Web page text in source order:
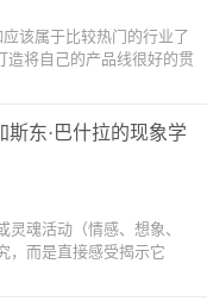
应该属于比较热门的行业了
造将自己的产品线很好的贯
东·巴什拉的现象学
魂活动（情感、想象、
，而是直接感受揭示它